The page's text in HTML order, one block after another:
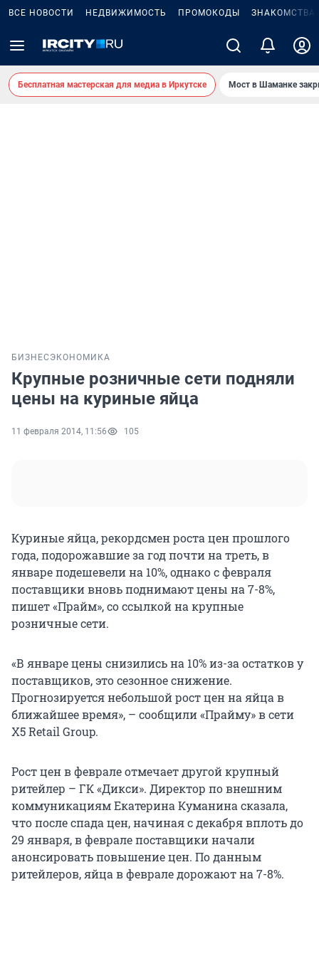
ВСЕ НОВОСТИ НЕДВИЖИМОСТЬ ПРОМОКОДЫ ЗНАКОМСТВА
Бесплатная мастерская для медиа в Иркутске Мост в Шаманке
БИЗНЕС ЭКОНОМИКА
Крупные розничные сети подняли
цены на куриные яйца
11 февраля 2014, 11:56 105
Куриные яйца, рекордсмен роста цен прошлого
года, подорожавшие за год почти на треть, в
январе подешевели на 10%, однако с февраля
поставщики вновь поднимают цены на 7-8%,
пишет «Прайм», со ссылкой на крупные
розничные сети.
«В январе цены снизились на 10% из-за остатков у
поставщиков, это сезонное снижение.
Прогнозируется небольшой рост цен на яйца в
ближайшее время», – сообщили «Прайму» в сети
Х5 Retail Group.
Рост цен в феврале отмечает другой крупный
ритейлер – ГК «Дикси». Директор по внешним
коммуникациям Екатерина Куманина сказала,
что после спада цен, начиная с декабря вплоть до
29 января, в феврале поставщики начали
анонсировать повышение цен. По данным
ритейлеров, яйца в феврале дорожают на 7-8%.